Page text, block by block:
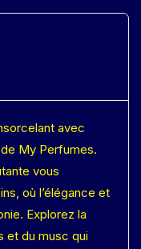
avec
My Perfumes.
vous
où l’élégance et
Explorez la
et du musc qui